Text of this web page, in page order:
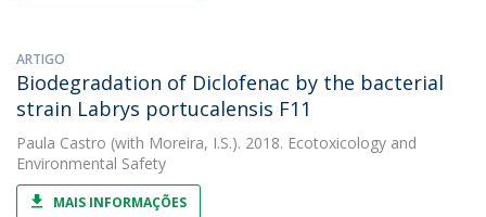
ARTIGO
Biodegradation of Diclofenac by the bacterial
strain Labrys portucalensis F11
Paula Castro (with Moreira, I.S.). 2018. Ecotoxicology and
Environmental Safety
MAIS INFORMAÇÕES